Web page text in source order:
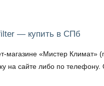
— купить в СПб
«Мистер Климат»
на сайте либо по